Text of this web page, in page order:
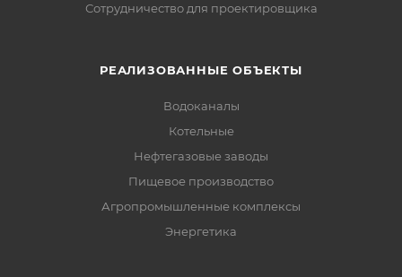
Сотрудничество для проектировщика
РЕАЛИЗОВАННЫЕ ОБЪЕКТЫ
Водоканалы
Котельные
Нефтегазовые заводы
Пищевое производство
Агропромышленные комплексы
Энергетика